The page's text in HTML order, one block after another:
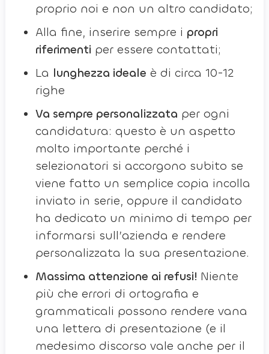
proprio noi e non un altro candidato;
Alla fine, inserire sempre i propri
riferimenti per essere contattati;
La lunghezza ideale è di circa 10-12
righe
Va sempre personalizzata per ogni
candidatura: questo è un aspetto
molto importante perché i
selezionatori si accorgono subito se
viene fatto un semplice copia incolla
inviato in serie, oppure il candidato
ha dedicato un minimo di tempo per
informarsi sull’azienda e rendere
personalizzata la sua presentazione.
Massima attenzione ai refusi! Niente
più che errori di ortografia e
grammaticali possono rendere vana
una lettera di presentazione (e il
medesimo discorso vale anche per il